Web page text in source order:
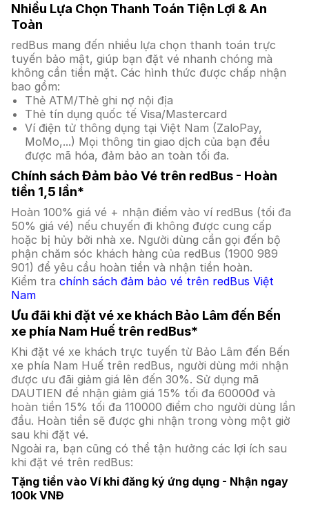
Nhiều Lựa Chọn Thanh Toán Tiện Lợi & An
Toàn
redBus mang đến nhiều lựa chọn thanh toán trực
tuyến bảo mật, giúp bạn đặt vé nhanh chóng mà
không cần tiền mặt. Các hình thức được chấp nhận
bao gồm:
Thẻ ATM/Thẻ ghi nợ nội địa
Thẻ tín dụng quốc tế Visa/Mastercard
Ví điện tử thông dụng tại Việt Nam (ZaloPay,
MoMo,...) Mọi thông tin giao dịch của bạn đều
được mã hóa, đảm bảo an toàn tối đa.
Chính sách Đảm bảo Vé trên redBus - Hoàn
tiền 1,5 lần*
Hoàn 100% giá vé + nhận điểm vào ví redBus (tối đa
50% giá vé) nếu chuyến đi không được cung cấp
hoặc bị hủy bởi nhà xe. Người dùng cần gọi đến bộ
phận chăm sóc khách hàng của redBus (1900 989
901) để yêu cầu hoàn tiền và nhận tiền hoàn.
Kiểm tra chính sách đảm bảo vé trên redBus Việt
Nam
Ưu đãi khi đặt vé xe khách Bảo Lâm đến Bến
xe phía Nam Huế trên redBus*
Khi đặt vé xe khách trực tuyến từ Bảo Lâm đến Bến
xe phía Nam Huế trên redBus, người dùng mới nhận
được ưu đãi giảm giá lên đến 30%. Sử dụng mã
DAUTIEN để nhận giảm giá 15% tối đa 60000đ và
hoàn tiền 15% tối đa 110000 điểm cho người dùng lần
đầu. Hoàn tiền sẽ được ghi nhận trong vòng một giờ
sau khi đặt vé.
Ngoài ra, bạn cũng có thể tận hưởng các lợi ích sau
khi đặt vé trên redBus:
Tặng tiền vào Ví khi đăng ký ứng dụng - Nhận ngay
100k VNĐ